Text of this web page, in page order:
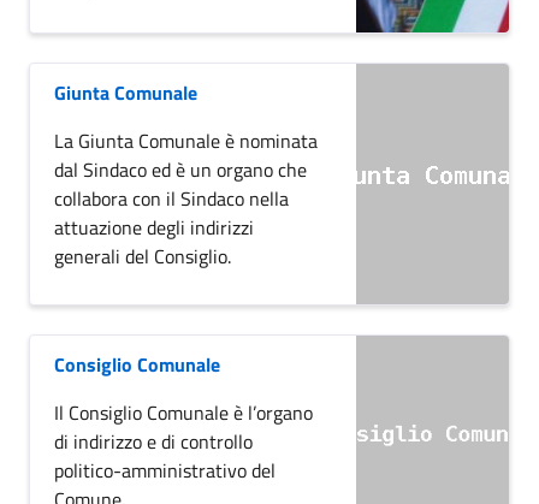
Giunta Comunale
La Giunta Comunale è nominata
dal Sindaco ed è un organo che
collabora con il Sindaco nella
attuazione degli indirizzi
generali del Consiglio.
Consiglio Comunale
Il Consiglio Comunale è l’organo
di indirizzo e di controllo
politico-amministrativo del